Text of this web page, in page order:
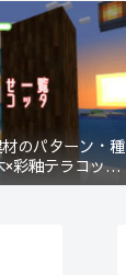
のパターン・種
彩釉テラコッタ
】